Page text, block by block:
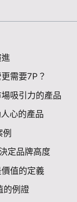
需要7P？
吸引力的產品
心的產品
定品牌高度
值的定義
的例證